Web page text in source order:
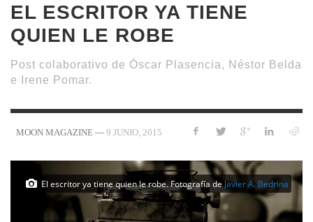
EL ESCRITOR YA TIENE
QUIEN LE ROBE
Post colaborativo de Óscar Plasencia, Néstor Belda
e Irene Pomar.
MOON MAGAZINE — 9 JUNIO, 2015
El escritor ya tiene quien le robe. Fotografía deJavier A. Bedrina